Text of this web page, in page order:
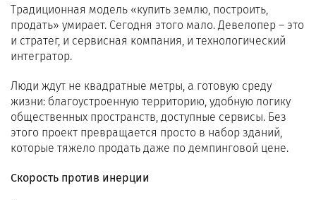
Традиционная модель «купить землю, построить,
продать» умирает. Сегодня этого мало. Девелопер – это
и стратег, и сервисная компания, и технологический
интегратор.
Люди ждут не квадратные метры, а готовую среду
жизни: благоустроенную территорию, удобную логику
общественных пространств, доступные сервисы. Без
этого проект превращается просто в набор зданий,
которые тяжело продать даже по демпинговой цене.
Скорость против инерции